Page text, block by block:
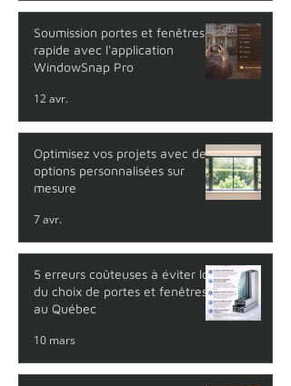
Soumission portes et fenêtres
rapide avec l'application
WindowSnap Pro
12 avr.
Optimisez vos projets avec des
options personnalisées sur
mesure
7 avr.
5 erreurs coûteuses à éviter lors
du choix de portes et fenêtres
au Québec
10 mars